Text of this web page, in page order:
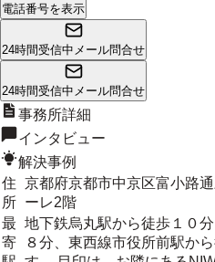
電話番号を表示
24時間受信中 メール問合せ
24時間受信中 メール問合せ
事務所詳細
インタビュー
解決事例
住
所
京都府京都市中京区富小路
ーレ2階
最
寄
地下鉄烏丸駅から徒歩１０
８分、東西線市役所前駅か